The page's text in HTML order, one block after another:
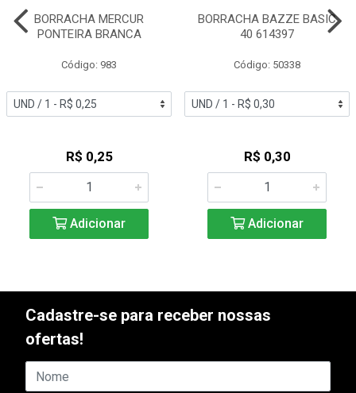
BORRACHA MERCUR
PONTEIRA BRANCA
Código: 983
R$ 0,25
Adicionar
BORRACHA BAZZE BASIC
40 614397
Código: 50338
R$ 0,30
Adicionar
Cadastre-se para receber nossas
ofertas!